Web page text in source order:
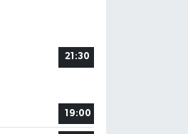
21:30
19:00